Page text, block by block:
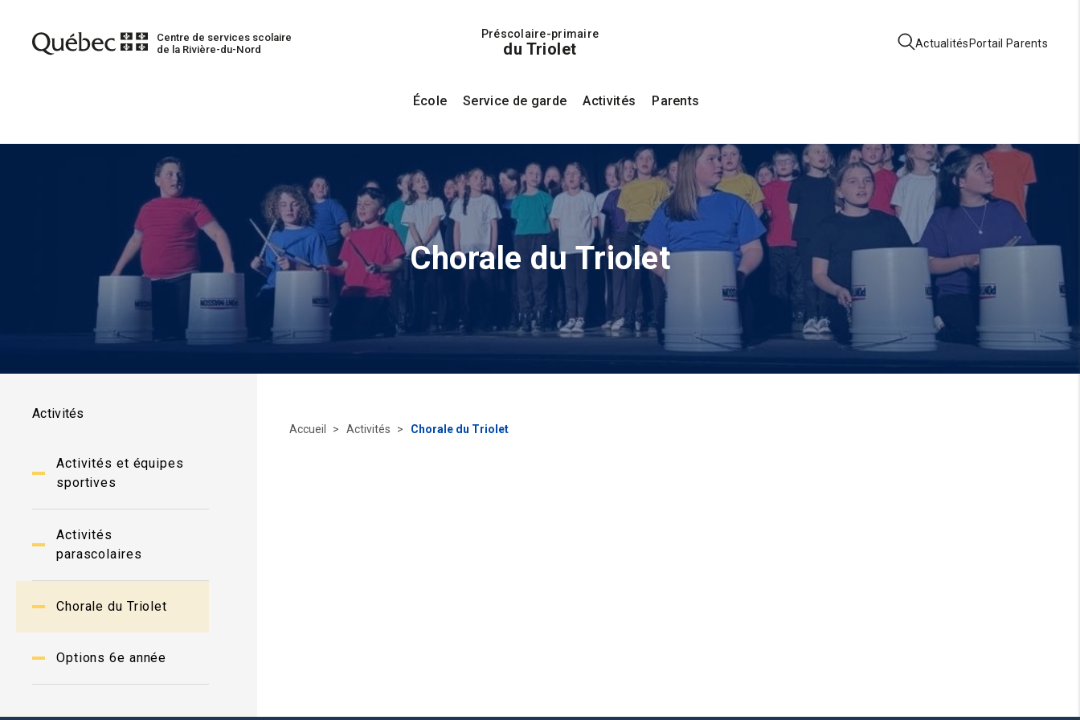
Centre de services scolaire
de la Rivière-du-Nord
Préscolaire-primaire
du Triolet Actualités Portail Parents
École Service de garde Activités Parents
Chorale du Triolet
Activités
Activités et équipes
sportives
Activités
parascolaires
Chorale du Triolet
Options 6e année
Accueil Activités Chorale du Triolet